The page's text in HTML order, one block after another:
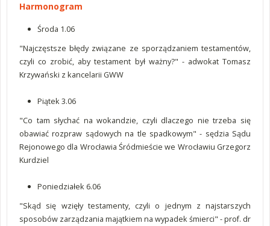
Harmonogram
Środa 1.06
"Najczęstsze błędy związane ze sporządzaniem testamentów,
czyli co zrobić, aby testament był ważny?" - adwokat Tomasz
Krzywański z kancelarii GWW
Piątek 3.06
"Co tam słychać na wokandzie, czyli dlaczego nie trzeba się
obawiać rozpraw sądowych na tle spadkowym" - sędzia Sądu
Rejonowego dla Wrocławia Śródmieście we Wrocławiu Grzegorz
Kurdziel
Poniedziałek 6.06
"Skąd się wzięły testamenty, czyli o jednym z najstarszych
sposobów zarządzania majątkiem na wypadek śmierci" - prof. dr